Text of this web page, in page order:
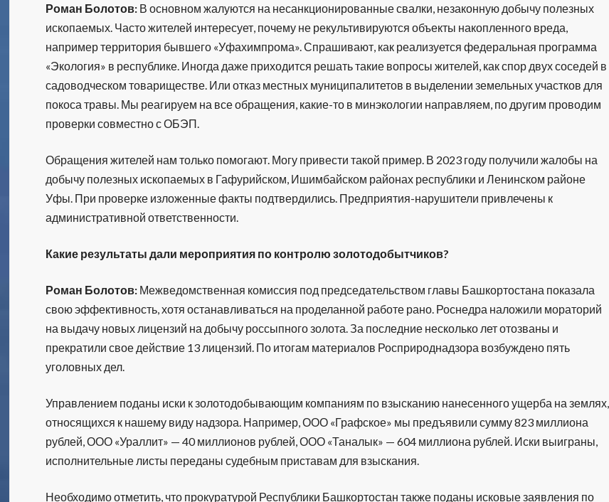
Роман Болотов: В основном жалуются на несанкционированные свалки, незаконную добычу полезных
ископаемых. Часто жителей интересует, почему не рекультивируются объекты накопленного вреда,
например территория бывшего «Уфахимпрома». Спрашивают, как реализуется федеральная программа
«Экология» в республике. Иногда даже приходится решать такие вопросы жителей, как спор двух соседей в
садоводческом товариществе. Или отказ местных муниципалитетов в выделении земельных участков для
покоса травы. Мы реагируем на все обращения, какие-то в минэкологии направляем, по другим проводим
проверки совместно с ОБЭП.
Обращения жителей нам только помогают. Могу привести такой пример. В 2023 году получили жалобы на
добычу полезных ископаемых в Гафурийском, Ишимбайском районах республики и Ленинском районе
Уфы. При проверке изложенные факты подтвердились. Предприятия-нарушители привлечены к
административной ответственности.
Какие результаты дали мероприятия по контролю золотодобытчиков?
Роман Болотов: Межведомственная комиссия под председательством главы Башкортостана показала
свою эффективность, хотя останавливаться на проделанной работе рано. Роснедра наложили мораторий
на выдачу новых лицензий на добычу россыпного золота. За последние несколько лет отозваны и
прекратили свое действие 13 лицензий. По итогам материалов Росприроднадзора возбуждено пять
уголовных дел.
Управлением поданы иски к золотодобывающим компаниям по взысканию нанесенного ущерба на землях,
относящихся к нашему виду надзора. Например, ООО «Графское» мы предъявили сумму 823 миллиона
рублей, ООО «Ураллит» — 40 миллионов рублей, ООО «Таналык» — 604 миллиона рублей. Иски выиграны,
исполнительные листы переданы судебным приставам для взыскания.
Необходимо отметить, что прокуратурой Республики Башкортостан также поданы исковые заявления по